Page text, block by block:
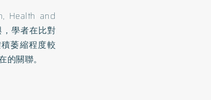
Health and
學者在比對
萎縮程度較
關聯。